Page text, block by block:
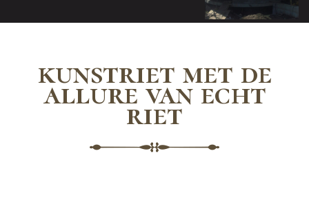
kunstriet met de
allure van echt
riet